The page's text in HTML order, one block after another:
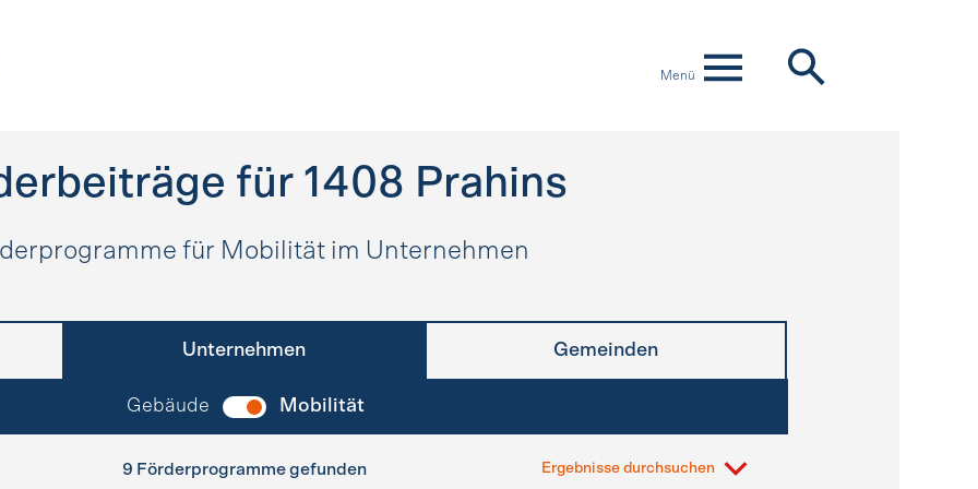
Menü
für 1408 Prahins
für Mobilität im Unternehmen
Unternehmen Gemeinden
Gebäude Mobilität
9 Förderprogramme gefunden Ergebnisse durchsuchen